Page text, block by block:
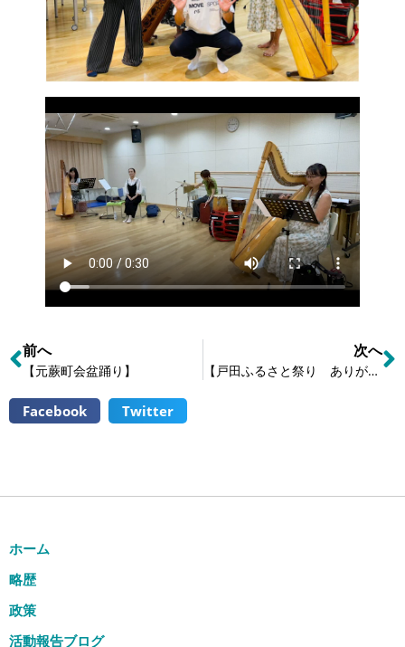
前へ
【元蕨町会盆踊り】
次へ
【戸田ふるさと祭り ありがとうございます】
Facebook Twitter
ホーム
略歴
政策
活動報告ブログ